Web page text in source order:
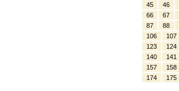
45
46
66
67
87
88
106
107
123
124
140
141
157
158
174
175